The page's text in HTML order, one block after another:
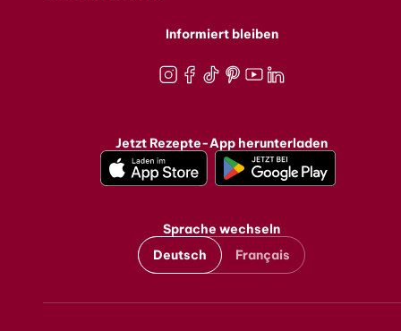
Informiert bleiben
Jetzt Rezepte-App herunterladen
Sprache wechseln
Deutsch
Français